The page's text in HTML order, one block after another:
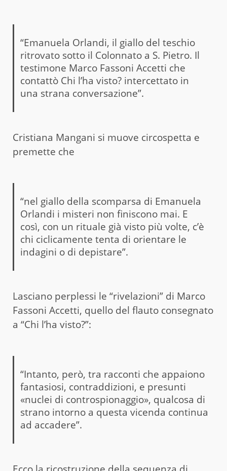
“Emanuela Orlandi, il giallo del teschio
ritrovato sotto il Colonnato a S. Pietro. Il
testimone Marco Fassoni Accetti che
contattò Chi l’ha visto? intercettato in
una strana conversazione”.
Cristiana Mangani si muove circospetta e
premette che
“nel giallo della scomparsa di Emanuela
Orlandi i misteri non finiscono mai. E
così, con un rituale già visto più volte, c’è
chi ciclicamente tenta di orientare le
indagini o di depistare”.
Lasciano perplessi le “rivelazioni” di Marco
Fassoni Accetti, quello del flauto consegnato
a “Chi l’ha visto?”:
“Intanto, però, tra racconti che appaiono
fantasiosi, contraddizioni, e presunti
«nuclei di controspionaggio», qualcosa di
strano intorno a questa vicenda continua
ad accadere”.